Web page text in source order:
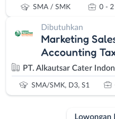
SMA / SMK 0 - 2
Dibutuhkan
Marketing
Accounting
PT. Alkautsar Cater
SMA/SMK, D3, S1
Lowongan